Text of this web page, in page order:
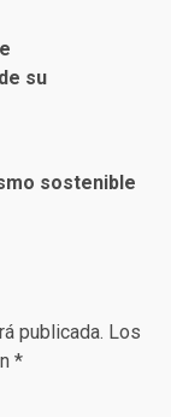
su
sostenible
publicada. Los
*